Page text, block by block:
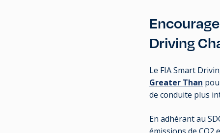
Driving
Le FIA Smart
Greater Than
de conduite plus
En adhérant au